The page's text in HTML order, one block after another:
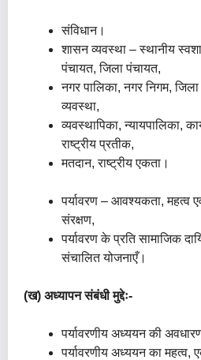
संविधान।
शासन व्यवस्था – स्थानीय
पंचायत, जिला पंचायत,
नगर पालिका, नगर निगम,
व्यवस्था,
व्यवस्थापिका, न्यायपालिका,
राष्ट्रीय प्रतीक,
मतदान, राष्ट्रीय एकता।
पर्यावरण – आवश्यकता, महत्व
संरक्षण,
पर्यावरण के प्रति सामाजिक
संचालित योजनाएँ।
(ख) अध्यापन संबंधी मुद्देः-
पर्यावरणीय अध्ययन की
पर्यावरणीय अध्ययन का महत्व,